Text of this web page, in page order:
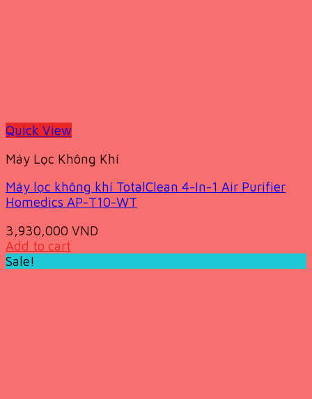
Quick View
Máy Lọc Không Khí
Máy lọc không khí TotalClean 4-In-1 Air Purifier
Homedics AP-T10-WT
3,930,000 VND
Add to cart
Sale!